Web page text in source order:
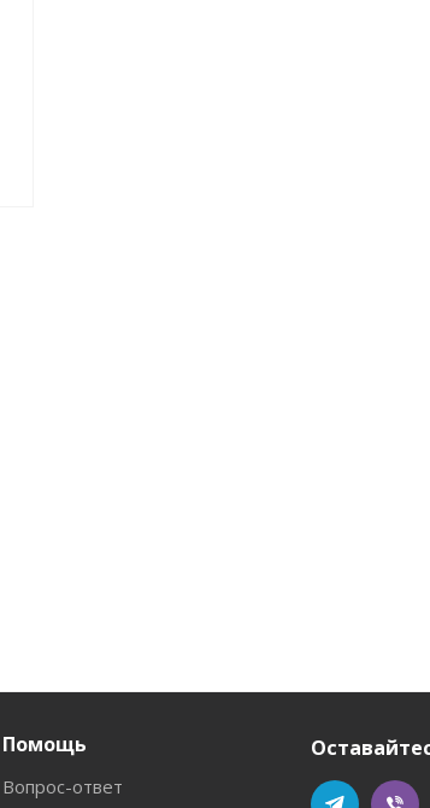
Помощь
Вопрос-ответ